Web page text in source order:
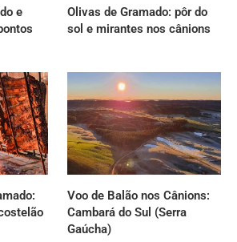
e
Olivas de Gramado: pôr do
sol e mirantes nos cânions
Voo de Balão nos Cânions:
Cambará do Sul (Serra
Gaúcha)